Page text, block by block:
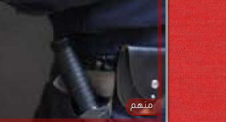
متهم